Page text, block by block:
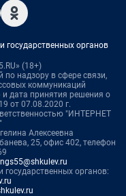
государственных органов
(18+)
надзору в сфере связи,
коммуникаций
дата принятия решения о
от 07.08.2020 г.
"ИНТЕРНЕТ
Алексеевна
25, офис 402, телефон
ngs55@shkulev.ru
органов: